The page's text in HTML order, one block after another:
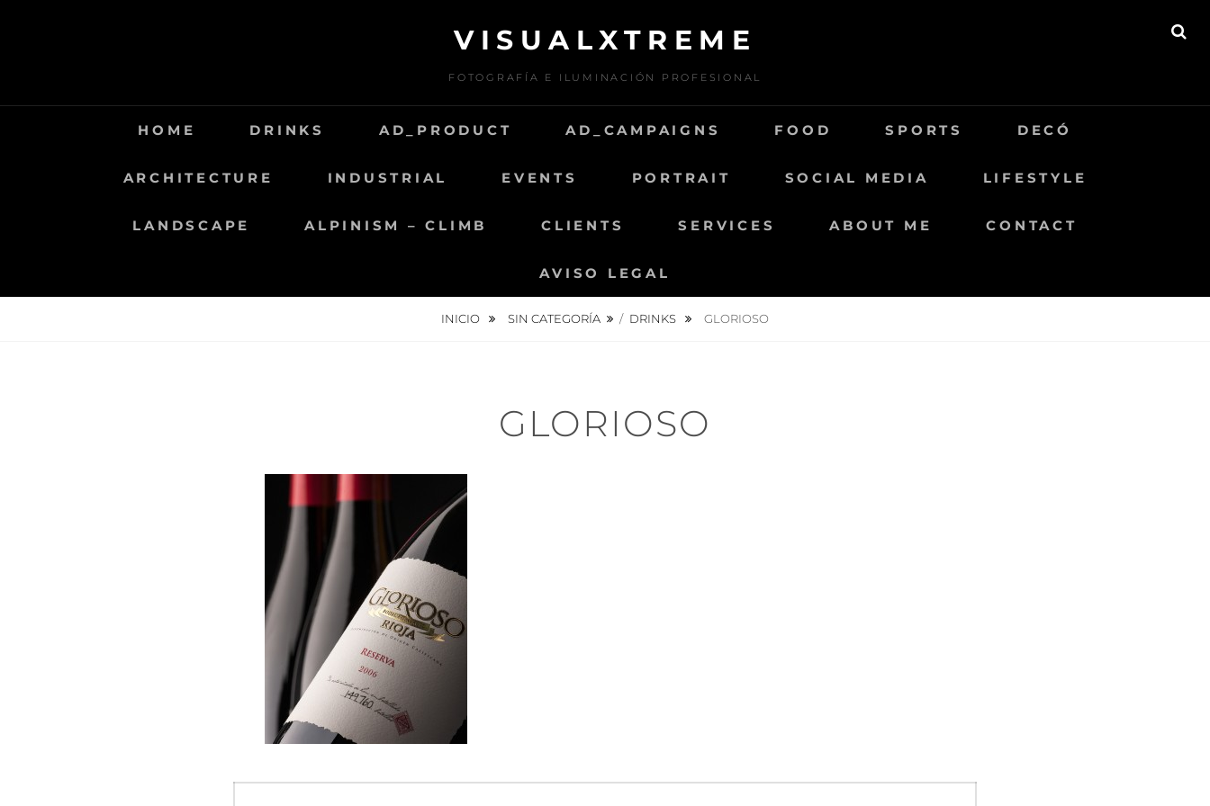
VISUALXTREME
FOTOGRAFÍA E ILUMINACIÓN PROFESIONAL
HOME DRINKS AD_PRODUCT AD_CAMPAIGNS FOOD SPORTS DECÓ
ARCHITECTURE INDUSTRIAL EVENTS PORTRAIT SOCIAL MEDIA LIFESTYLE
LANDSCAPE ALPINISM – CLIMB CLIENTS SERVICES ABOUT ME CONTACT
AVISO LEGAL
INICIO SIN CATEGORÍA / DRINKS GLORIOSO
GLORIOSO